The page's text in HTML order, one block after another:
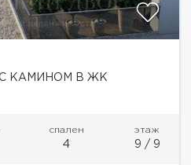
КАМИНОМ В ЖК
спален
4
этаж
9 / 9